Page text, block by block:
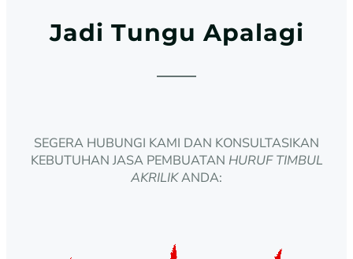
Jadi Tungu Apalagi
SEGERA HUBUNGI KAMI DAN KONSULTASIKAN
KEBUTUHAN JASA PEMBUATAN HURUF TIMBUL
AKRILIKANDA: